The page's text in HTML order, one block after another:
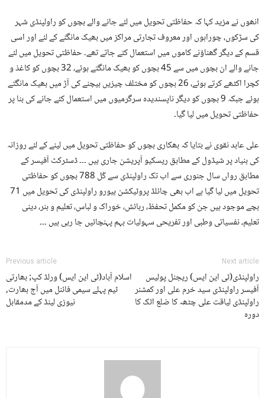
انھوں نے مزید کہا کہ حفاظتی تحویل میں لئے جانے والے بچوں کو راولپنڈی شہر
کی سڑکوں، چوراہوں اور معروف تجارتی مراکز میں بھیک مانگنے کے لئے اور اسی
قسم کے دیگر گھناؤنے کاموں میں استعمال کئے جاتے تھے۔ حفاظتی تحویل میں لئے
جانے والے ان بچوں میں سے 45 بچوں کو بھیک مانگتے ہوئے، 32 بچوں کو کاغذ و
کچرا اکٹھے کرتے ہوئے، 26 بچوں کو مختلف چیزیں بیچنے کی آڑ میں بھیک مانگتے
ہوئے جبکہ 9 بچوں کو دیگر ناپسندیدہ سرگرمیوں میں استعمال کئے جانے کی بنا پر
حفاظتی تحویل میں لیا گیا۔
علی عابد نقوی نے بتایا کہ بھکاری بچوں کو حفاظتی تحویل میں لینے کے لئے روزانہ
کی بنیاد پر شیڈول کے مطابق ریسکیو آپریشن جاری ہیں ۔۔۔ ڈسٹرکٹ آفیسر کے
مطابق رواں سال جنوری سے اب تک راولپنڈی سے کُل 788 بچوں کو حفاظتی
تحویل میں لیا گیا ہے اب بھی چائلڈ پروٹیکشن بیورو راولپنڈی کی تحویل میں 71
بچے موجود ہیں جن کو مکمل تحفظ، رہائش، خوراک و لباس، تعلیم و ہنر، دینی
تعلیم، نفسیاتی وطبی اور تفریحی سہولیات بہم پہنچائیں جا رہی ہیں ۔۔۔
Previous article
اسلام آباد(ٹی این ایس) ورلڈ کپ; بھارتی
ٹیم پہلے سیمی فائنل میں آج بھارت,
نیوزی لینڈ کے مدمقابل
Next article
راولپنڈی(ٹی این ایس) ریجنل پولیس
آفیسر راولپنڈی سید خرم علی اور کمشنر
راولپنڈی لیاقت علی چٹھہ کا ضلع اٹک کا
دورہ